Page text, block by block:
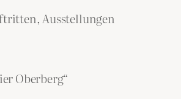
Ausstellungen
Oberberg“